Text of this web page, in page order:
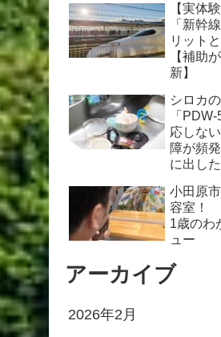
【実体
「新幹
リット
【補助
新】
シロカ
「
応しな
障が頻
に出し
小田原
容室！
1歳のわ
ュー
アーカイブ
2026年2月